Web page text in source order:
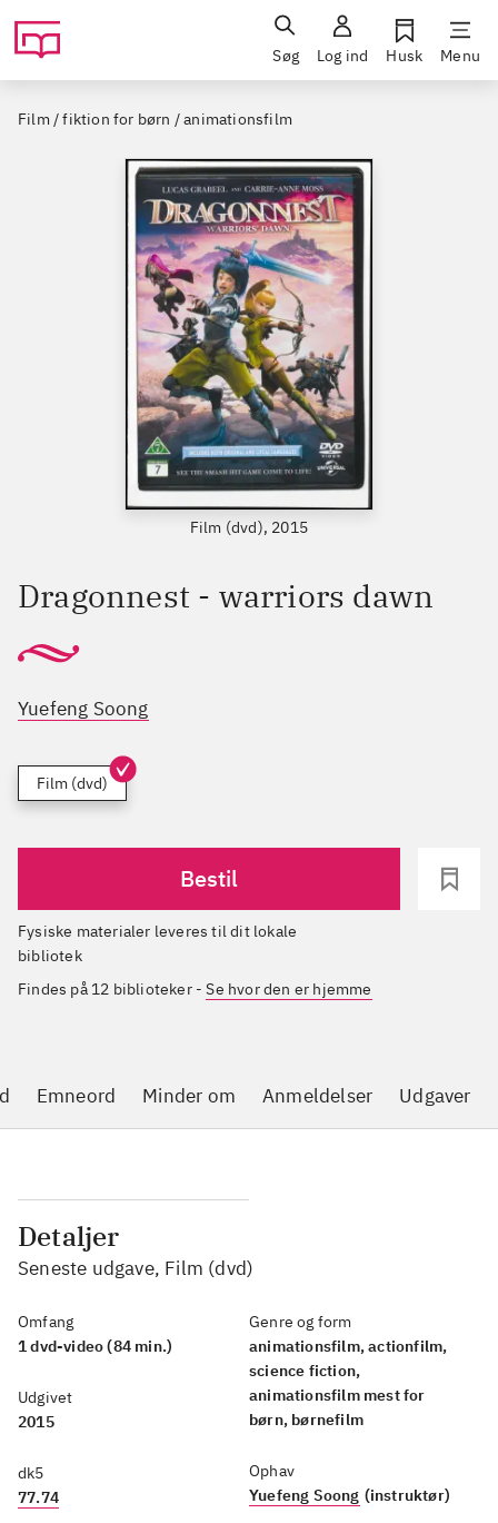
Søg Log ind Husk Menu
Film / fiktion for børn / animationsfilm
Film (dvd), 2015
Dragonnest - warriors dawn
Yuefeng Soong
Film (dvd)
Bestil
Fysiske materialer leveres til dit lokale
bibliotek
Findes på 12 biblioteker-Se hvor den er hjemme
Emneord Minder om Anmeldelser Udgaver
Detaljer
Seneste udgave, Film (dvd)
Omfang
1 dvd-video (84 min.)
Udgivet
2015
dk5
77.74
Genre og form
animationsfilm, actionfilm,
science fiction,
animationsfilm mest for
børn, børnefilm
Ophav
Yuefeng Soong (instruktør)